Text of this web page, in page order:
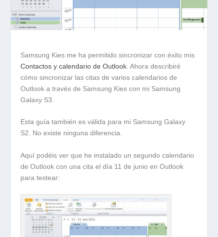
Samsung Kies me ha permitido sincronizar con éxito mis
Contactos y calendario de Outlook . Ahora describiré
cómo sincronizar las citas de varios calendarios de
Outlook a través de Samsung Kies con mi Samsung
Galaxy S3.
Esta guía también es válida para mi Samsung Galaxy
S2. No existe ninguna diferencia.
Aquí podéis ver que he instalado un segundo calendario
de Outlook con una cita el día 11 de junio en Outlook
para testear: